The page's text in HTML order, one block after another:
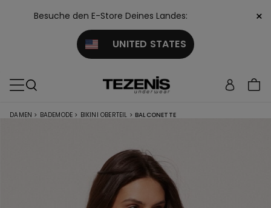
Besuche den E-Store Deines Landes:
UNITED STATES
×
DAMEN > BADEMODE > BIKINI OBERTEIL > BALCONETTE